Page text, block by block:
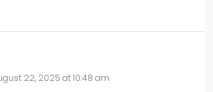
22, 2025 at 10:48 am